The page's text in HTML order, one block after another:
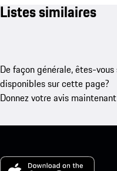
Listes similaires
De façon générale, êtes-
disponibles sur cette page?
Donnez votre avis maintenant